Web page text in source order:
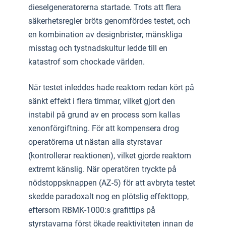
dieselgeneratorerna startade. Trots att flera
säkerhetsregler bröts genomfördes testet, och
en kombination av designbrister, mänskliga
misstag och tystnadskultur ledde till en
katastrof som chockade världen.
När testet inleddes hade reaktorn redan kört på
sänkt effekt i flera timmar, vilket gjort den
instabil på grund av en process som kallas
xenonförgiftning. För att kompensera drog
operatörerna ut nästan alla styrstavar
(kontrollerar reaktionen), vilket gjorde reaktorn
extremt känslig. När operatören tryckte på
nödstoppsknappen (AZ-5) för att avbryta testet
skedde paradoxalt nog en plötslig effekttopp,
eftersom RBMK-1000:s grafittips på
styrstavarna först ökade reaktiviteten innan de